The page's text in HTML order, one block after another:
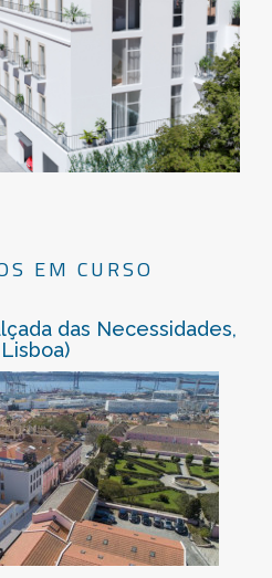
EM CURSO
das Necessidades,